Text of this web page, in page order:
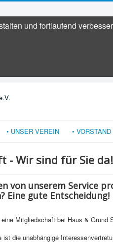
und fortlaufend
• UNSER VEREIN • VORSTAND
- Wir sind für Sie da!
von unserem Service
Eine gute Entscheidung!
Mitgliedschaft bei Haus & Grund
ist die unabhängige